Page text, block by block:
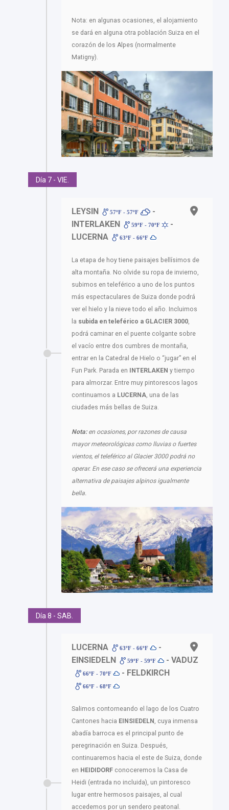
Nota: en algunas ocasiones, el alojamiento
se dará en alguna otra población Suiza en el
corazón de los Alpes (normalmente
Matigny).
Día 7 - VIE.
LEYSIN 57ºF - 57ºF
-
INTERLAKEN
59ºF - 70ºF
-
LUCERNA
63ºF - 66ºF
La etapa de hoy tiene paisajes bellísimos de
alta montaña. No olvide su ropa de invierno,
subimos en teleférico a uno de los puntos
más espectaculares de Suiza donde podrá
ver el hielo y la nieve todo el año. Incluimos
la subida en teleférico a GLACIER 3000,
podrá caminar en el puente colgante sobre
el vacío entre dos cumbres de montaña,
entrar en la Catedral de Hielo o “jugar” en el
Fun Park. Parada en
INTERLAKEN y tiempo
para almorzar. Entre muy pintorescos lagos
continuamos a LUCERNA, una de las
ciudades más bellas de Suiza.
Nota:en ocasiones, por razones de causa
mayor meteorológicas como lluvias o fuertes
vientos, el teleférico al Glacier 3000 podrá no
operar. En ese caso se ofrecerá una experiencia
alternativa de paisajes alpinos igualmente
bella.
Día 8 - SAB.
LUCERNA 63ºF - 66ºF
-
EINSIEDELN
59ºF - 59ºF - VADUZ
66ºF - 70ºF - FELDKIRCH
66ºF - 68ºF
Salimos contorneando el lago de los Cuatro
Cantones hacia EINSIEDELN , cuya inmensa
abadía barroca es el principal punto de
peregrinación en Suiza. Después,
continuaremos hacia el este de Suiza, donde
en HEIDIDORF conoceremos la Casa de
Heidi (entrada no incluida), un pintoresco
lugar entre hermosos paisajes, al cual
accedemos por un sendero peatonal.